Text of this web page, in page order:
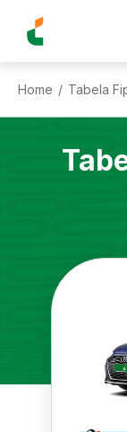
Home / Tabela